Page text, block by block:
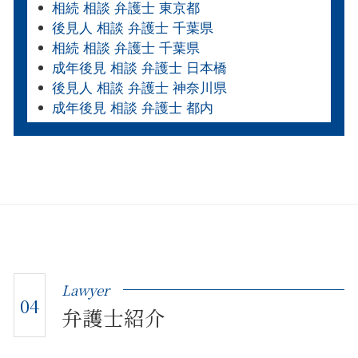
相続 相談 弁護士 東京都
後見人 相談 弁護士 千葉県
相続 相談 弁護士 千葉県
成年後見 相談 弁護士 日本橋
後見人 相談 弁護士 神奈川県
成年後見 相談 弁護士 都内
04
Lawyer
弁護士紹介